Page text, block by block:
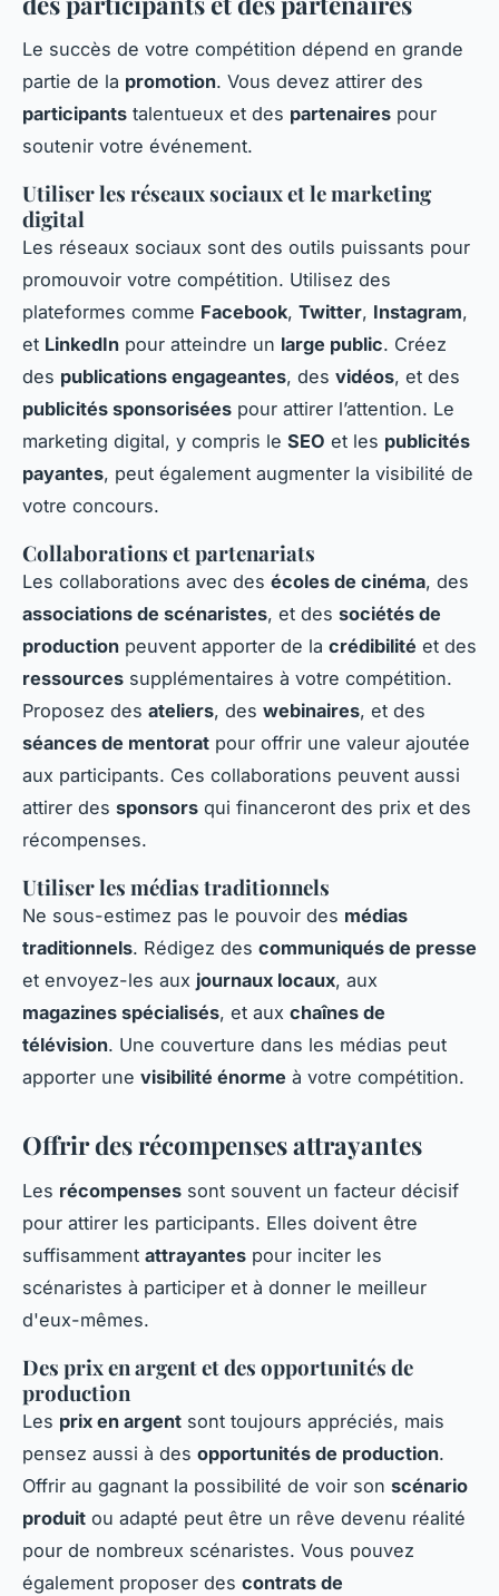
Le succès de votre compétition dépend en grande
partie de la promotion. Vous devez attirer des
participants talentueux et des partenaires pour
soutenir votre événement.
Utiliser les réseaux sociaux et le marketing
digital
Les réseaux sociaux sont des outils puissants pour
promouvoir votre compétition. Utilisez des
plateformes comme Facebook, Twitter, Instagram,
et LinkedIn pour atteindre un large public. Créez
des publications engageantes, des vidéos, et des
publicités sponsorisées pour attirer l’attention. Le
marketing digital, y compris le SEO et les publicités
payantes, peut également augmenter la visibilité de
votre concours.
Collaborations et partenariats
Les collaborations avec des écoles de cinéma, des
associations de scénaristes, et des sociétés de
production peuvent apporter de la crédibilité et des
ressources supplémentaires à votre compétition.
Proposez des ateliers, des webinaires, et des
séances de mentorat pour offrir une valeur ajoutée
aux participants. Ces collaborations peuvent aussi
attirer des sponsors qui financeront des prix et des
récompenses.
Utiliser les médias traditionnels
Ne sous-estimez pas le pouvoir des médias
traditionnels. Rédigez des communiqués de presse
et envoyez-les aux journaux locaux, aux
magazines spécialisés, et aux chaînes de
télévision. Une couverture dans les médias peut
apporter une visibilité énorme à votre compétition.
Offrir des récompenses attrayantes
Les récompenses sont souvent un facteur décisif
pour attirer les participants. Elles doivent être
suffisamment attrayantes pour inciter les
scénaristes à participer et à donner le meilleur
d'eux-mêmes.
Des prix en argent et des opportunités de
production
Les prix en argent sont toujours appréciés, mais
pensez aussi à des opportunités de production.
Offrir au gagnant la possibilité de voir son scénario
produit ou adapté peut être un rêve devenu réalité
pour de nombreux scénaristes. Vous pouvez
également proposer des contrats de